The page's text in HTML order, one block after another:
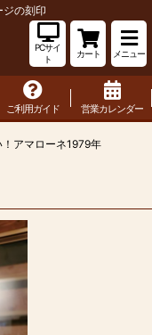
ジの刻印
PCサイ
ト
カート メニュー
ご利用ガイド 営業カレンダー
！アマローネ1979年